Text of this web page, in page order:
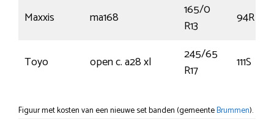
Maxxis ma168
165/0
R13
94R
Toyo open c. a28 xl
245/65
R17
111S
Figuur met kosten van een nieuwe set banden (gemeenteBrummen).